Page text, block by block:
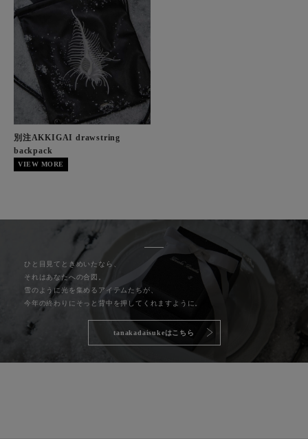
別注AKKIGAI drawstring
backpack
VIEW MORE
ひと目見てときめいたなら、
それはあなたへの合図。
雪のように光を集めるアイテムたちが、
今年の終わりにそっと背中を押してくれますように。
tanakadaisukeはこちら